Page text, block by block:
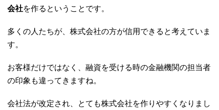
会社を作るということです。
多くの人たちが、株式会社の方が信用できると考えていま
す。
お客様だけではなく、融資を受ける時の金融機関の担当者
の印象も違ってきますね。
会社法が改定され、とても株式会社を作りやすくなりまし